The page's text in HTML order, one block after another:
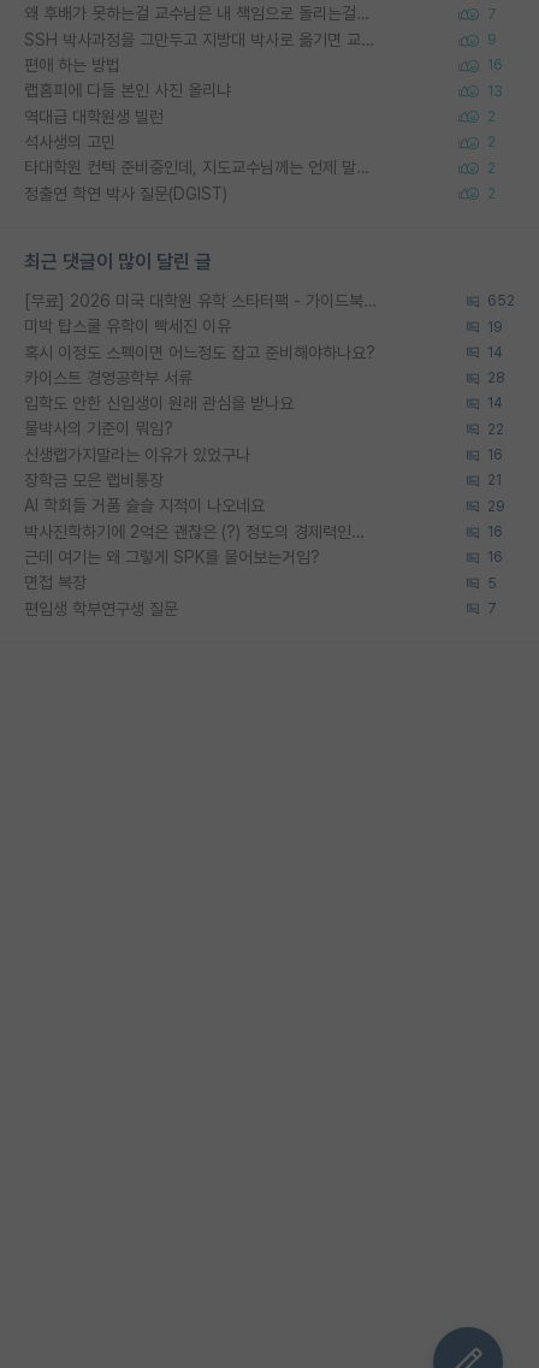
왜 후배가 못하는걸 교수님은 내 책임으로 돌리는걸까요? 7
SSH 박사과정을 그만두고 지방대 박사로 옮기면 교수의 꿈은 끝일까요? 9
편애 하는 방법 16
랩홈피에 다들 본인 사진 올리냐 13
역대급 대학원생 빌런 2
석사생의 고민 2
타대학원 컨텍 준비중인데, 지도교수님께는 언제 말씀드려야 할까요? 2
정출연 학연 박사 질문(DGIST) 2
최근 댓글이 많이 달린 글
[무료] 2026 미국 대학원 유학 스타터팩 - 가이드북 & 합격자 컨택메일 템플릿 652
미박 탑스쿨 유학이 빡세진 이유 19
혹시 이정도 스펙이면 어느정도 잡고 준비해야하나요? 14
카이스트 경영공학부 서류 28
입학도 안한 신입생이 원래 관심을 받나요 14
물박사의 기준이 뭐임? 22
신생랩가지말라는 이유가 있었구나 16
장학금 모은 랩비통장 21
AI 학회들 거품 슬슬 지적이 나오네요 29
박사진학하기에 2억은 괜찮은 (?) 정도의 경제력인가요 16
근데 여기는 왜 그렇게 SPK를 물어보는거임? 16
면접 복장 5
편입생 학부연구생 질문 7